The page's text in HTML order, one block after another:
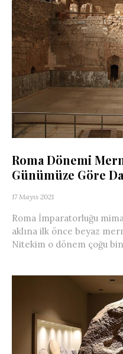
Roma Dönemi
Günümüze Göre
17 Mayıs 2021
Roma İmparatorluğu
aklına ilk önce beyaz
Nitekim o dönem çoğu